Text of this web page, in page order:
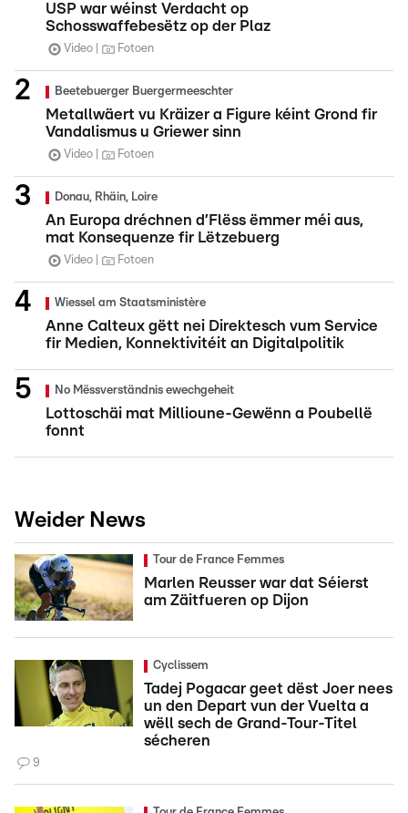
USP war wéinst Verdacht op
Schosswaffebesëtz op der Plaz
Video Fotoen
Beetebuerger Buergermeeschter
Metallwäert vu Kräizer a Figure kéint Grond fir
Vandalismus u Griewer sinn
Video Fotoen
Donau, Rhäin, Loire
An Europa dréchnen d’Flëss ëmmer méi aus,
mat Konsequenze fir Lëtzebuerg
Video Fotoen
Wiessel am Staatsministère
Anne Calteux gëtt nei Direktesch vum Service
fir Medien, Konnektivitéit an Digitalpolitik
No Mëssverständnis ewechgeheit
Lottoschäi mat Millioune-Gewënn a Poubellë
fonnt
Weider News
Tour de France Femmes
Marlen Reusser war dat Séierst
am Zäitfueren op Dijon
Cyclissem
Tadej Pogacar geet dëst Joer nees
un den Depart vun der Vuelta a
wëll sech de Grand-Tour-Titel
sécheren
9